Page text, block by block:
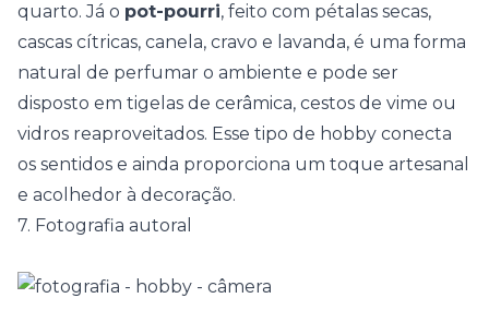
quarto. Já o pot-pourri, feito com pétalas secas,
cascas cítricas, canela, cravo e lavanda, é uma forma
natural de perfumar o ambiente e pode ser
disposto em tigelas de cerâmica, cestos de vime ou
vidros reaproveitados. Esse tipo de hobby conecta
os sentidos e ainda proporciona um toque artesanal
e acolhedor à decoração.
7. Fotografia autoral